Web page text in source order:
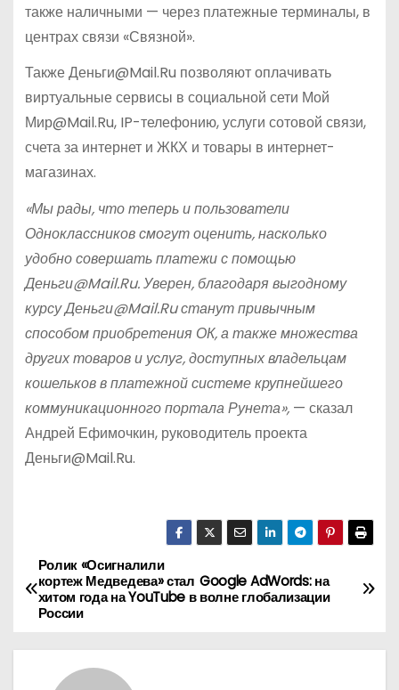
также наличными — через платежные терминалы, в
центрах связи «Связной».
Также Деньги@Mail.Ru позволяют оплачивать
виртуальные сервисы в социальной сети Мой
Мир@Mail.Ru, IP-телефонию, услуги сотовой связи,
счета за интернет и ЖКХ и товары в интернет-
магазинах.
«Мы рады, что теперь и пользователи
Одноклассников смогут оценить, насколько
удобно совершать платежи с помощью
Деньги@Mail.Ru. Уверен, благодаря выгодному
курсу Деньги@Mail.Ru станут привычным
способом приобретения ОК, а также множества
других товаров и услуг, доступных владельцам
кошельков в платежной системе крупнейшего
коммуникационного портала Рунета»,— сказал
Андрей Ефимочкин, руководитель проекта
Деньги@Mail.Ru.
Н
а
в
Google AdWords: на
волне глобализации
Ролик «Осигналили
кортеж Медведева» стал
хитом года на YouTube в
России